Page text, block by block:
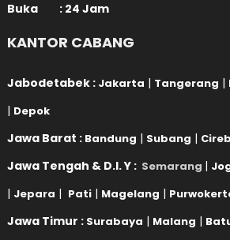
Buka : 24 Jam
KANTOR CABANG
Jabodetabek : Jakarta | Tangerang |
| Depok
Jawa Barat : Bandung | Subang |
Jawa Tengah & D.I. Y : Semarang |
| Jepara | Pati | Magelang |
Jawa Timur : Surabaya | Malang |